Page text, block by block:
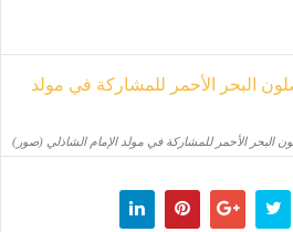
البحر الأحمر للمشاركة في مولد الإمام الشاذلي (صور)